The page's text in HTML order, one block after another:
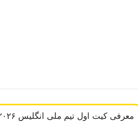
معرفی کیت اول تیم ملی انگلیس ۲۰۲۶